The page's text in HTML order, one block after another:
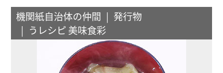
機関紙自治体の仲間
発行物
うレシピ 美味食彩